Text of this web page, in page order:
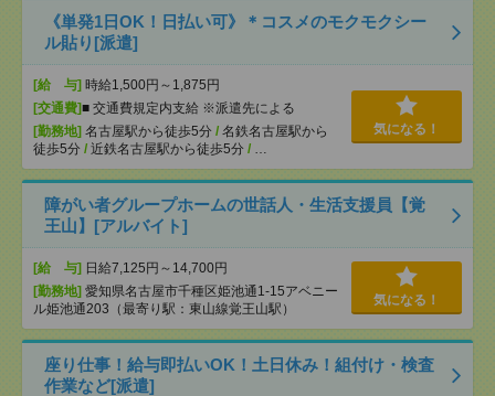
《単発1日OK！日払い可》＊コスメのモクモクシー
ル貼り[派遣]
[給 与] 時給1,500円～1,875円
[交通費]■ 交通費規定内支給 ※派遣先による
[勤務地] 名古屋駅から徒歩5分 / 名鉄名古屋駅から
徒歩5分 / 近鉄名古屋駅から徒歩5分 / …
気になる！
障がい者グループホームの世話人・生活支援員【覚
王山】[アルバイト]
[給 与] 日給7,125円～14,700円
[勤務地] 愛知県名古屋市千種区姫池通1-15アベニー
ル姫池通203（最寄り駅：東山線覚王山駅）
気になる！
座り仕事！給与即払いOK！土日休み！組付け・検査
作業など[派遣]